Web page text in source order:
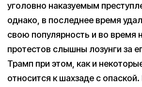
уголовно наказуемым
однако, в последнее время
свою популярность и во время
протестов слышны лозунги за
Трамп при этом, как и
относится к шахзаде с